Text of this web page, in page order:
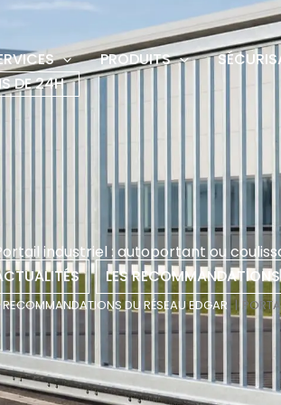
PRODUITS
DE 24H
industriel : autoportant ou
, LES
RECOMMANDATIONS DU RÉSEAU EDGAR